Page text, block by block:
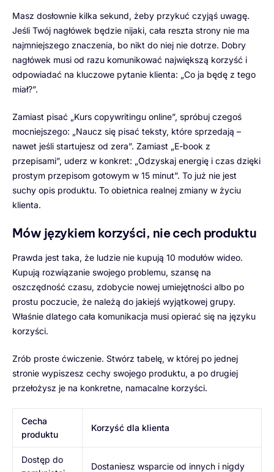
Masz dosłownie kilka sekund, żeby przykuć czyjąś uwagę.
Jeśli Twój nagłówek będzie nijaki, cała reszta strony nie ma
najmniejszego znaczenia, bo nikt do niej nie dotrze. Dobry
nagłówek musi od razu komunikować największą korzyść i
odpowiadać na kluczowe pytanie klienta: „Co ja będę z tego
miał?”.
Zamiast pisać „Kurs copywritingu online”, spróbuj czegoś
mocniejszego: „Naucz się pisać teksty, które sprzedają –
nawet jeśli startujesz od zera”. Zamiast „E-book z
przepisami”, uderz w konkret: „Odzyskaj energię i czas dzięki
prostym przepisom gotowym w 15 minut”. To już nie jest
suchy opis produktu. To obietnica realnej zmiany w życiu
klienta.
Mów językiem korzyści, nie cech produktu
Prawda jest taka, że ludzie nie kupują 10 modułów wideo.
Kupują rozwiązanie swojego problemu, szansę na
oszczędność czasu, zdobycie nowej umiejętności albo po
prostu poczucie, że należą do jakiejś wyjątkowej grupy.
Właśnie dlatego cała komunikacja musi opierać się na języku
korzyści.
Zrób proste ćwiczenie. Stwórz tabelę, w której po jednej
stronie wypiszesz cechy swojego produktu, a po drugiej
przełożysz je na konkretne, namacalne korzyści.
Cecha
produktu
Korzyść dla klienta
Dostęp do
Dostaniesz wsparcie od innych i nigdy